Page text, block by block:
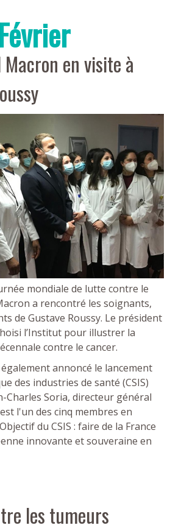
Février
Macron en visite à
mondiale de lutte contre le
a rencontré les soignants,
de Gustave Roussy. Le président
l’Institut pour illustrer la
contre le cancer.
annoncé le lancement
des industries de santé (CSIS)
Charles Soria, directeur général
l'un des cinq membres en
du CSIS : faire de la France
innovante et souveraine en
les tumeurs